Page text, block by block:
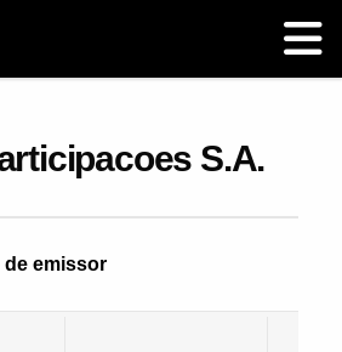
S.A.
de emissor